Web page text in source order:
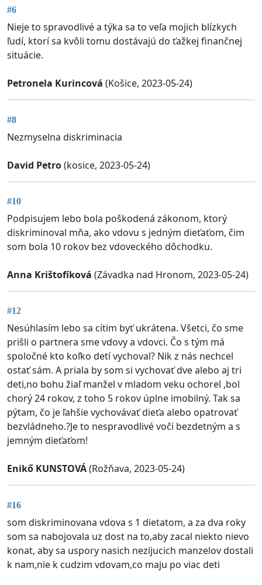
#6
Nieje to spravodlivé a týka sa to veľa mojich blízkych
ľudí, ktorí sa kvôli tomu dostávajú do ťažkej finančnej
situácie.
Petronela Kurincová (Košice, 2023-05-24)
#8
Nezmyselna diskriminacia
David Petro(kosice, 2023-05-24)
#10
Podpisujem lebo bola poškodená zákonom, ktorý
diskriminoval mňa, ako vdovu s jedným dieťaťom, čim
som bola 10 rokov bez vdoveckého dôchodku.
Anna Krištofíková (Závadka nad Hronom, 2023-05-24)
#12
Nesúhlasím lebo sa cítim byť ukrátena. Všetci, čo sme
prišli o partnera sme vdovy a vdovci. Čo s tým má
spoločné kto koľko detí vychoval? Nik z nás nechcel
ostať sám. A priala by som si vychovať dve alebo aj tri
deti,no bohu žiaľ manžel v mladom veku ochorel ,bol
chorý 24 rokov, z toho 5 rokov úplne imobilný. Tak sa
pýtam, čo je ľahšie vychovávať dieťa alebo opatrovať
bezvládneho.?Je to nespravodlivé voči bezdetným a s
jemným dieťaťom!
Enikő KUNSTOVÁ(Rožňava, 2023-05-24)
#16
som diskriminovana vdova s 1 dietatom, a za dva roky
som sa nabojovala uz dost na to,aby zacal niekto nievo
konat, aby sa uspory nasich nezijucich manzelov dostali
k nam,nie k cudzim vdovam,co maju po viac deti